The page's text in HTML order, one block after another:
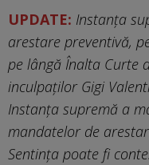
UPDATE: Instanţa
arestare preventivă,
pe lângă Înalta Curte
inculpaţilor Gigi
Instanţa supremă a
mandatelor de
Sentința poate fi